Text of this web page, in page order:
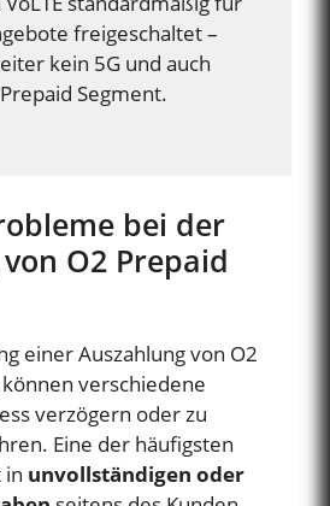
freigeschaltet –
kein 5G und auch
Segment.
bei der
O2 Prepaid
einer Auszahlung von O2
verschiedene
verzögern oder zu
Eine der häufigsten
in unvollständigen oder